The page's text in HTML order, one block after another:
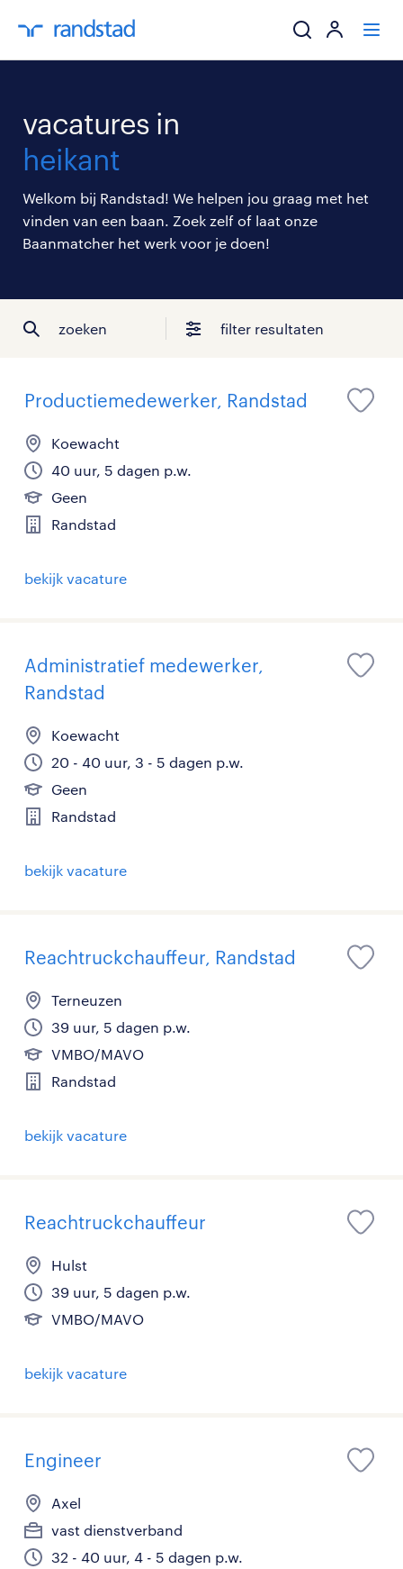
mijn carrière
over randstad
vacatures in
heikant
Welkom bij Randstad! We helpen jou graag met het
vinden van een baan. Zoek zelf of laat onze
Baanmatcher het werk voor je doen!
zoeken filter resultaten
Productiemedewerker, Randstad
Koewacht
40 uur, 5 dagen p.w.
Geen
Randstad
bekijk vacature
Administratief medewerker,
Randstad
Koewacht
20 - 40 uur, 3 - 5 dagen p.w.
Geen
Randstad
bekijk vacature
Reachtruckchauffeur, Randstad
Terneuzen
39 uur, 5 dagen p.w.
VMBO/MAVO
Randstad
bekijk vacature
Reachtruckchauffeur
Hulst
39 uur, 5 dagen p.w.
VMBO/MAVO
bekijk vacature
Engineer
Axel
vast dienstverband
32 - 40 uur, 4 - 5 dagen p.w.